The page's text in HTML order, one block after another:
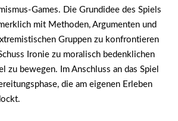
Games. Die Grundidee des Spiels
mit Methoden, Argumenten und
Gruppen zu konfrontieren
Ironie zu moralisch bedenklichen
zu bewegen. Im Anschluss an das Spiel
die am eigenen Erleben